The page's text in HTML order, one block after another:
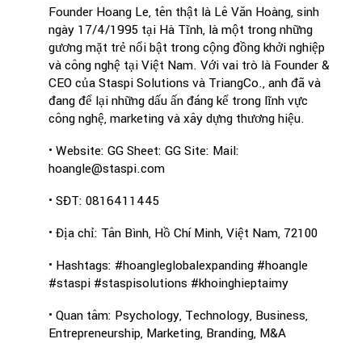
Founder Hoang Le, tên thật là Lê Văn Hoàng, sinh
ngày 17/4/1995 tại Hà Tĩnh, là một trong những
gương mặt trẻ nổi bật trong cộng đồng khởi nghiệp
và công nghệ tại Việt Nam. Với vai trò là Founder &
CEO của Staspi Solutions và TriangCo., anh đã và
đang để lại những dấu ấn đáng kể trong lĩnh vực
công nghệ, marketing và xây dựng thương hiệu.
• Website: GG Sheet: GG Site: Mail:
hoangle@staspi.com
• SĐT: 0816411445
• Địa chỉ: Tân Bình, Hồ Chí Minh, Việt Nam, 72100
• Hashtags: #hoangleglobalexpanding #hoangle
#staspi #staspisolutions #khoinghieptaimy
• Quan tâm: Psychology, Technology, Business,
Entrepreneurship, Marketing, Branding, M&A